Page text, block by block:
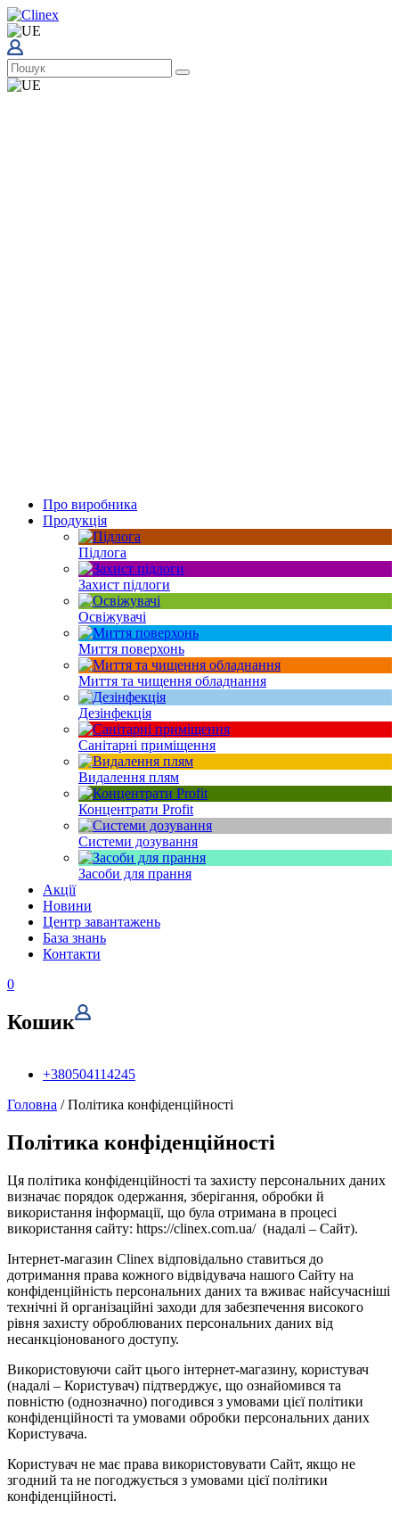
Про виробника
Продукція
Підлога
Захист підлоги
Освіжувачі
Миття поверхонь
Миття та чищення обладнання
Дезінфекція
Санітарні приміщення
Видалення плям
Концентрати Profit
Системи дозування
Засоби для прання
Акції
Новини
Центр завантажень
База знань
Контакти
0
Кошик
+380504114245
Головна / Політика конфіденційності
Політика конфіденційності
Ця політика конфіденційності та захисту персональних даних
визначає порядок одержання, зберігання, обробки й
використання інформації, що була отримана в процесі
використання сайту: https://clinex.com.ua/ (надалі – Сайт).
Інтернет-магазин Clinex відповідально ставиться до
дотримання права кожного відвідувача нашого Сайту на
конфіденційність персональних даних та вживає найсучасніші
технічні й організаційні заходи для забезпечення високого
рівня захисту оброблюваних персональних даних від
несанкціонованого доступу.
Використовуючи сайт цього інтернет-магазину, користувач
(надалі – Користувач) підтверджує, що ознайомився та
повністю (однозначно) погодився з умовами цієї політики
конфіденційності та умовами обробки персональних даних
Користувача.
Користувач не має права використовувати Сайт, якщо не
згодний та не погоджується з умовами цієї політики
конфіденційності.